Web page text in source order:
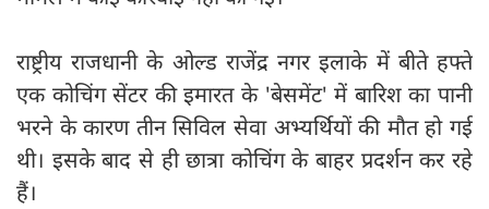
राष्ट्रीय राजधानी के ओल्ड राजेंद्र नगर इलाके में बीते हफ्ते
एक कोचिंग सेंटर की इमारत के 'बेसमेंट' में बारिश का पानी
भरने के कारण तीन सिविल सेवा अभ्यर्थियों की मौत हो गई
थी। इसके बाद से ही छात्रा कोचिंग के बाहर प्रदर्शन कर रहे
हैं।